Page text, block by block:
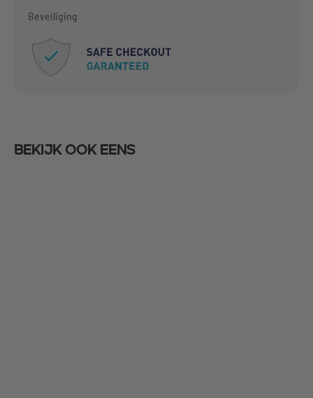
Beveiliging
Bekijk ook eens